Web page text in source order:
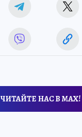
ЧИТАЙТЕ НАС В МАХ!